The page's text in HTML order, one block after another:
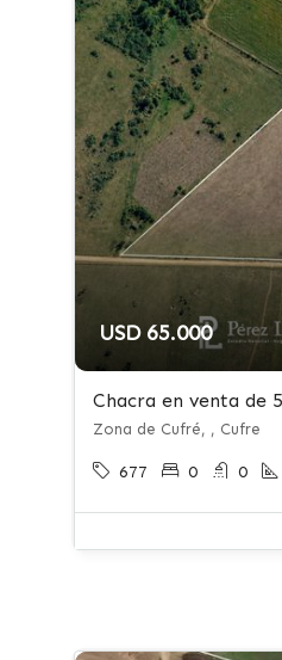
USD 65.000
Zona de Cufré, , Cufre
677 0 0